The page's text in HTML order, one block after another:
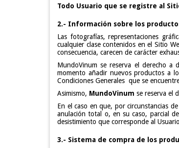
Todo Usuario que se registre al
2.- Información sobre los
Las fotografías, representaciones
cualquier clase contenidos en el Sitio
consecuencia, carecen de carácter
MundoVinum se reserva el derecho
momento añadir nuevos productos a
Condiciones Generales que se
Asimismo, MundoVinum se reserva el
En el caso en que, por circunstancias
anulación total o, en su caso, parcial
desistimiento que corresponde al
3.- Sistema de compra de los